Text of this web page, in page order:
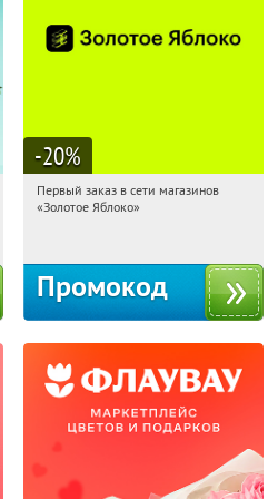
-20%
23:31:24
Получи первым!
Первый заказ в сети магазинов
«Золотое Яблоко»
Промокод